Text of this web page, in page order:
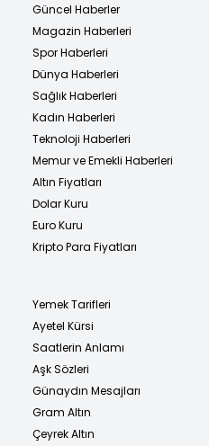
Güncel Haberler
Magazin Haberleri
Spor Haberleri
Dünya Haberleri
Sağlık Haberleri
Kadın Haberleri
Teknoloji Haberleri
Memur ve Emekli Haberleri
Altın Fiyatları
Dolar Kuru
Euro Kuru
Kripto Para Fiyatları
Yemek Tarifleri
Ayetel Kürsi
Saatlerin Anlamı
Aşk Sözleri
Günaydın Mesajları
Gram Altın
Çeyrek Altın